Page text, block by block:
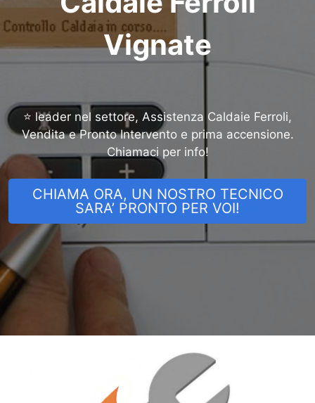
Vignate
⭐ leader nel settore, Assistenza Caldaie Ferroli,
Vendita e Pronto Intervento e prima accensione.
Chiamaci per info!
CHIAMA ORA, UN NOSTRO TECNICO
SARA’ PRONTO PER VOI!